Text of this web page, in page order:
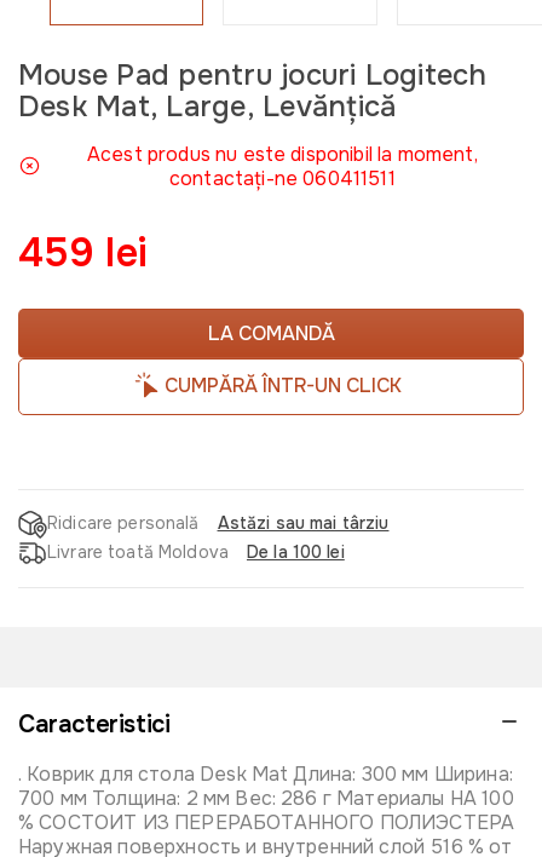
Mouse Pad pentru jocuri Logitech
Desk Mat, Large, Levănțică
Acest produs nu este disponibil la moment,
contactați-ne 060411511
459 lei
LA COMANDĂ
CUMPĂRĂ ÎNTR-UN CLICK
Ridicare personală
Astăzi sau mai târziu
Livrare toată Moldova
De la 100 lei
Caracteristici
. Коврик для стола Desk Mat Длина: 300 мм Ширина:
700 мм Толщина: 2 мм Вес: 286 г Материалы НА 100
% СОСТОИТ ИЗ ПЕРЕРАБОТАННОГО ПОЛИЭСТЕРА
Наружная поверхность и внутренний слой 516 % от